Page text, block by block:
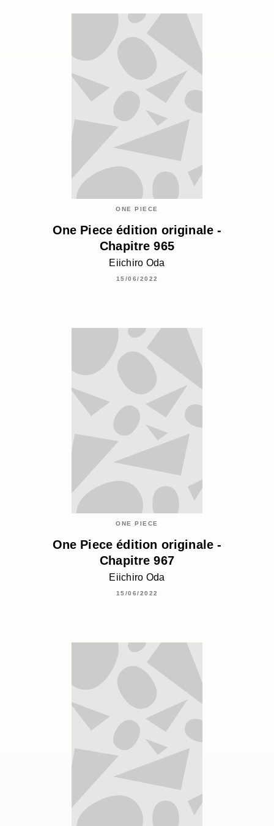
ONE PIECE
One Piece édition originale -
Chapitre 965
Eiichiro Oda
15/06/2022
ONE PIECE
One Piece édition originale -
Chapitre 967
Eiichiro Oda
15/06/2022